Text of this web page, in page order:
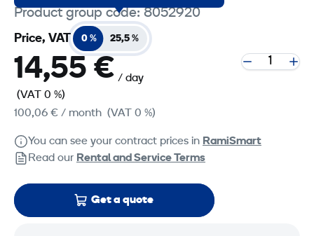
Product group code: 8052920
Price, VAT 0 % 25,5 %
14,55 € / day
(VAT 0 %)
100,06 € / month (VAT 0 %)
You can see your contract prices in RamiSmart
Read our Rental and Service Terms
Get a quote